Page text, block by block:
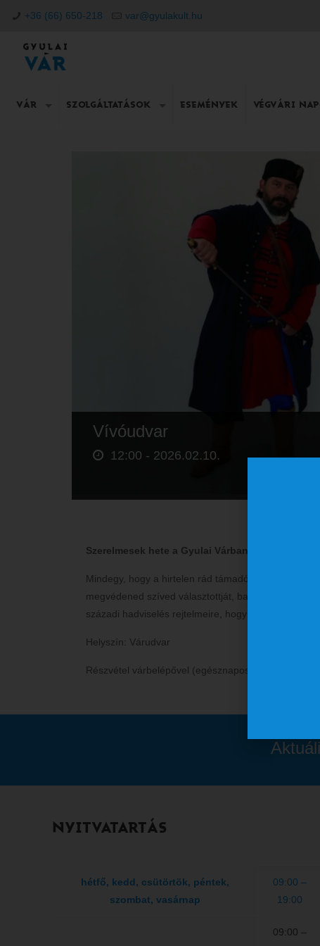
+36 (66) 650-218 var@gyulakult.hu
VÁR SZOLGÁLTATÁSOK ESEMÉNYEK VÉGVÁRI
Vívóudvar
12:00 - 2026.02.10.
Szerelmesek hete a Gyulai Várban – Vívóudvar
Mindegy, hogy a hirtelen rád támadó hétfejű
megvédened szíved választottját, bajvívó
századi hadviselés rejtelmeire, hogy minden
Helyszín: Várudvar
Részvétel várbelépővel (egésznapos, többszöri
NYITVATARTÁS
hétfő, kedd, csütörtök, péntek,
szombat, vasárnap
09:00 –
19:00
09:00 –